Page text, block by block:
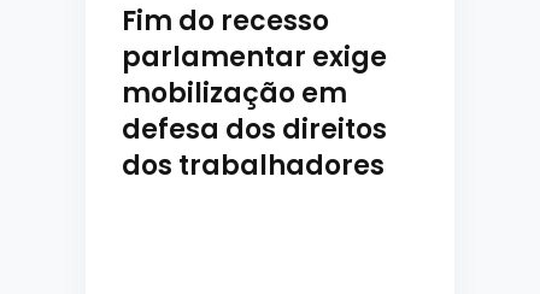
Fim do recesso
parlamentar exige
mobilização em
defesa dos direitos
dos trabalhadores